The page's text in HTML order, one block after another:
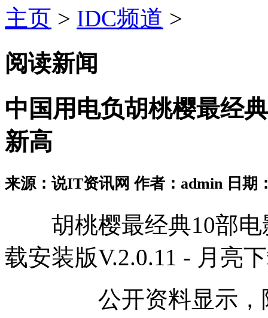
主页 > IDC频道 >
阅读新闻
中国用电负胡桃樱最经
新高
来源：说IT资讯网 作者：admin 日期
胡桃樱最经典10部电
载安装版V.2.0.11 - 月亮
公开资料显示，陈